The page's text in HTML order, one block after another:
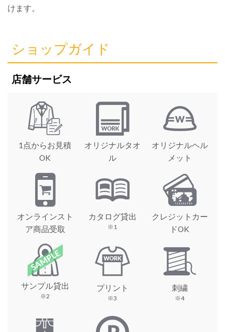
けます。
ショップガイド
店舗サービス
1点からお見積
OK
オリジナルタオ
ル
オリジナルヘル
メット
オンラインスト
ア商品受取
カタログ貸出
※1
クレジットカー
ドOK
サンプル貸出
※2
プリント
※3
刺繍
※4